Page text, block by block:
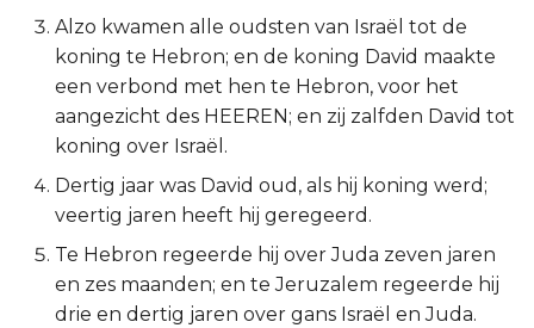
2 Korinthe
Galaten
Éfeze
Kolossenzen
Alzo kwamen alle oudsten van Israël tot de
koning te Hebron; en de koning David maakte
een verbond met hen te Hebron, voor het
aangezicht des HEEREN; en zij zalfden David tot
koning over Israël.
Dertig jaar was David oud, als hij koning werd;
veertig jaren heeft hij geregeerd.
Te Hebron regeerde hij over Juda zeven jaren
en zes maanden; en te Jeruzalem regeerde hij
drie en dertig jaren over gans Israël en Juda.